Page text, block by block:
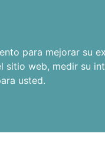
para mejorar su
sitio web, medir su
usted.